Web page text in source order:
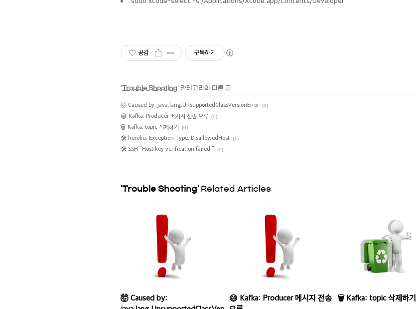
공감 구독하기
'Trouble Shooting' 카테고리의 다른 글
🤯 Caused by: java.lang.UnsupportedClassVersionError (0)
😅 Kafka: Producer 메시지 전송 오류 (0)
🗑 Kafka: topic 삭제하기 (0)
🛠 heroku: Exception Type: DisallowedHost (1)
🛠 SSH "Host key verification failed." (0)
'Trouble Shooting' Related Articles
🤯 Caused by:
😅 Kafka: Producer 메시지 전송
🗑 Kafka: topic 삭제하기